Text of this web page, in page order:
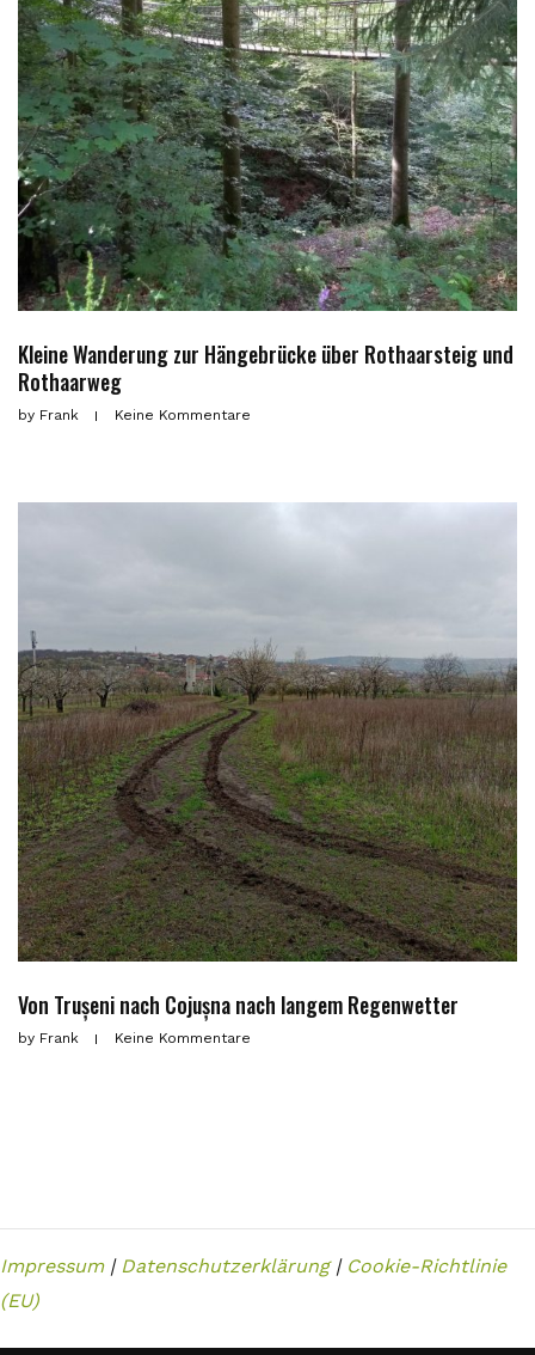
Kleine Wanderung zur Hängebrücke über Rothaarsteig und
Rothaarweg
by Frank Keine Kommentare
Von Trușeni nach Cojușna nach langem Regenwetter
by Frank Keine Kommentare
Impressum| Datenschutzerklärung| Cookie-Richtlinie
(EU)